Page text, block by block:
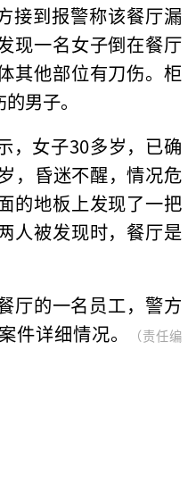
接到报警称该餐厅漏
现一名女子倒在餐厅
其他部位有刀伤。柜
男子。
，女子30多岁，已确
，昏迷不醒，情况危
的地板上发现了一把
人被发现时，餐厅是
厅的一名员工，警方
件详细情况。
（责任编